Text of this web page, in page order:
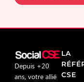
Depuis +20
ans, votre allié
LA
CSE